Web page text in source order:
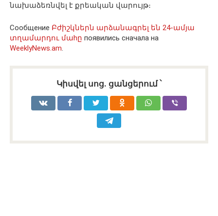
նախաձեռնվել է քրեական վարույթ։
Сообщение Բժիշկներն արձանագրել են 24-ամյա
տղամարդու մաhը появились сначала на
WeeklyNews.am.
Կիսվել սոց․ ցանցերում ՝